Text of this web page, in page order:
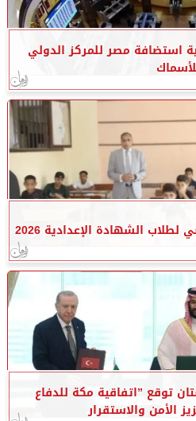
استضافة مصر للمركز الدولي
الشهادة الإعدادية 2026
توقع ”اتفاقية مكة للدفاع
الأمن والاستقرار